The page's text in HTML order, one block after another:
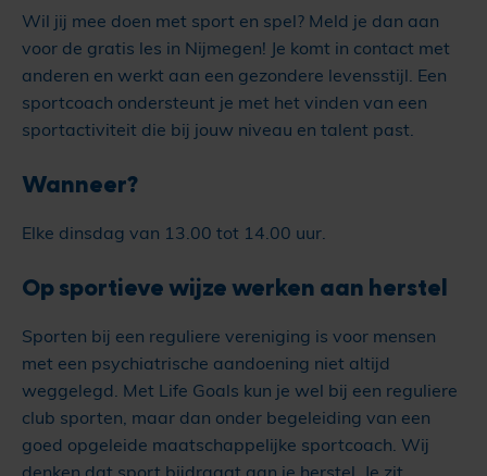
Wil jij mee doen met sport en spel? Meld je dan aan
voor de gratis les in Nijmegen! Je komt in contact met
anderen en werkt aan een gezondere levensstijl. Een
sportcoach ondersteunt je met het vinden van een
sportactiviteit die bij jouw niveau en talent past.
Wanneer?
Elke dinsdag van 13.00 tot 14.00 uur.
Op sportieve wijze werken aan herstel
Sporten bij een reguliere vereniging is voor mensen
met een psychiatrische aandoening niet altijd
weggelegd. Met Life Goals kun je wel bij een reguliere
club sporten, maar dan onder begeleiding van een
goed opgeleide maatschappelijke sportcoach. Wij